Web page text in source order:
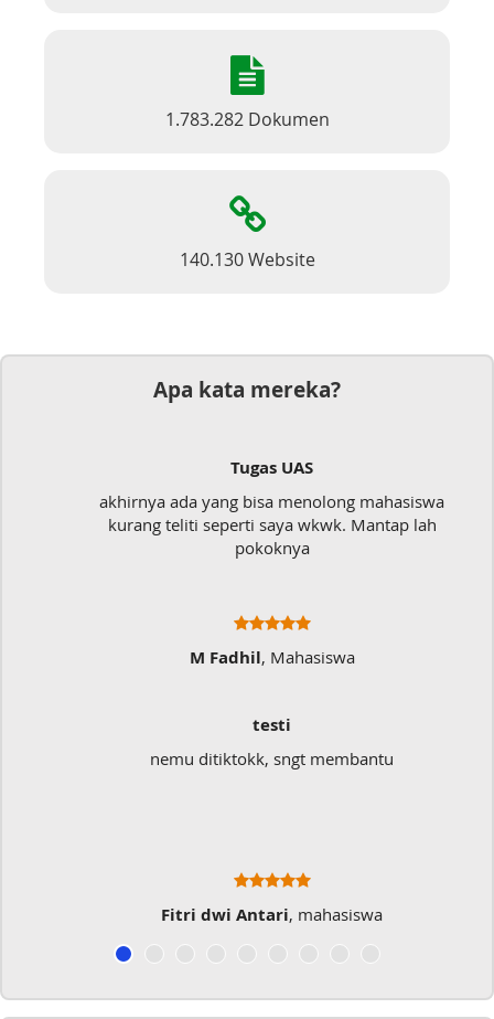
1.783.282 Dokumen
140.130 Website
Apa kata mereka?
Tugas UAS
akhirnya ada yang bisa menolong mahasiswa
kurang teliti seperti saya wkwk. Mantap lah
pokoknya
M Fadhil, Mahasiswa
testi
nemu ditiktokk, sngt membantu
Fitri dwi Antari, mahasiswa